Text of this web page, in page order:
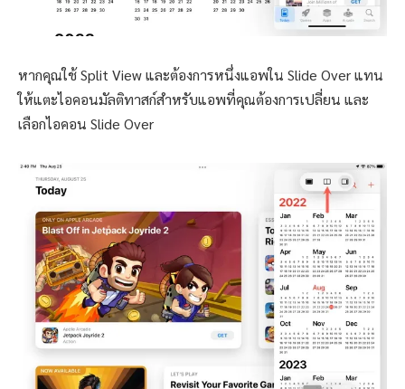
หากคุณใช้ Split View และต้องการหนึ่งแอพใน Slide Over แทน
ให้แตะไอคอนมัลติทาสก์สำหรับแอพที่คุณต้องการเปลี่ยน และ
เลือกไอคอน Slide Over